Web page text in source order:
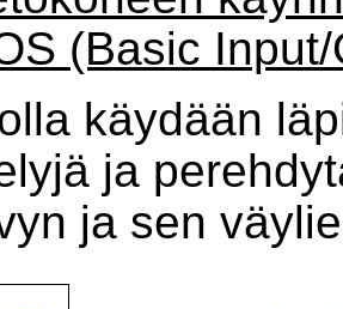
(Basic
käydään
ja
ja sen